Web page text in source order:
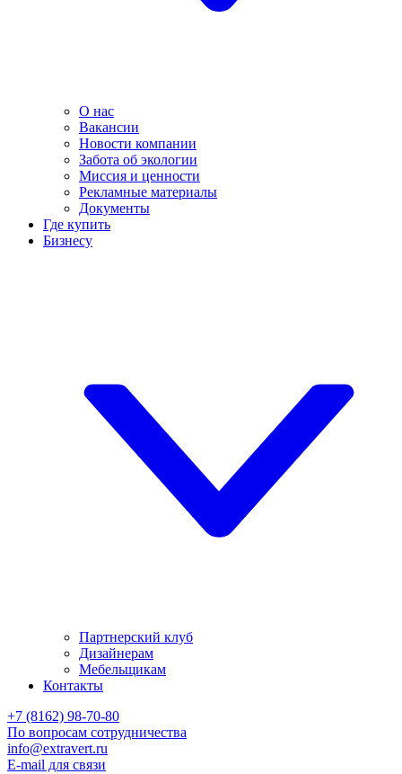
О нас
Вакансии
Новости компании
Забота об экологии
Миссия и ценности
Рекламные материалы
Документы
Где купить
Бизнесу
Партнерский клуб
Дизайнерам
Мебельщикам
Контакты
+7 (8162) 98-70-80
По вопросам сотрудничества
info@extravert.ru
E-mail для связи